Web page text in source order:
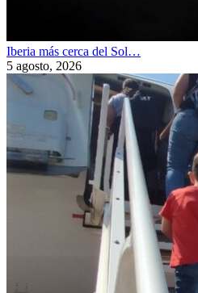
Iberia más cerca del Sol…
5 agosto, 2026